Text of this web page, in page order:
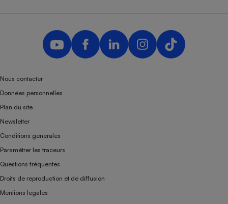
Nous contacter
Données personnelles
Plan du site
Newsletter
Conditions générales
Paramétrer les traceurs
Questions fréquentes
Droits de reproduction et de diffusion
Mentions légales